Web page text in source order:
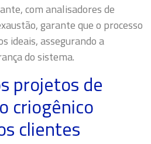
com analisadores de
garante que o processo
ideais, assegurando a
do sistema.
projetos de
criogênico
clientes